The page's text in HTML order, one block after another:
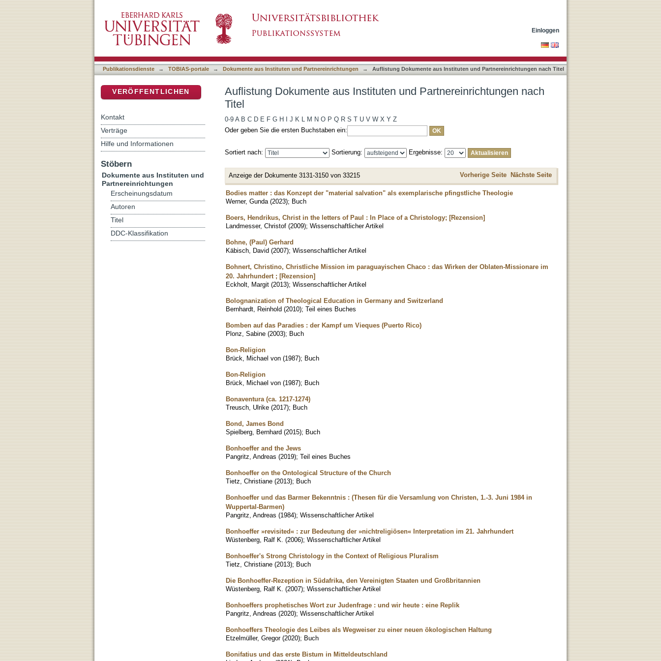
Einloggen
Publikationsdienste → TOBIAS-portale → Dokumente aus Instituten und Partnereinrichtungen → Auflistung Dokumente aus Instituten und Partnereinrichtungen nach Titel
Auflistung Dokumente aus Instituten und Partnereinrichtungen nach
Titel
0-9 A B C D E F G H J K L M N O P Q R S T U V W X Y Z
Oder geben Sie die ersten Buchstaben ein:
Sortiert nach: Sortierung: Ergebnisse:
Anzeige der Dokumente 3131-3150 von 33215 Vorherige Seite Nächste Seite
Bodies matter : das Konzept der "material salvation" als exemplarische pfingstliche Theologie
Werner, Gunda (2023); Buch
Boers, Hendrikus, Christ in the letters of Paul : In Place of a Christology; [Rezension]
Landmesser, Christof (2009); Wissenschaftlicher Artikel
Bohne, (Paul) Gerhard
Käbisch, David (2007); Wissenschaftlicher Artikel
Bohnert, Christino, Christliche Mission im paraguayischen Chaco : das Wirken der Oblaten-Missionare im
20. Jahrhundert ; [Rezension]
Eckholt, Margit (2013); Wissenschaftlicher Artikel
Bolognanization of Theological Education in Germany and Switzerland
Bernhardt, Reinhold (2010); Teil eines Buches
Bomben auf das Paradies : der Kampf um Vieques (Puerto Rico)
Plonz, Sabine (2003); Buch
Bon-Religion
Brück, Michael von (1987); Buch
Bon-Religion
Brück, Michael von (1987); Buch
Bonaventura (ca. 1217-1274)
Treusch, Ulrike (2017); Buch
Bond, James Bond
Spielberg, Bernhard (2015); Buch
Bonhoeffer and the Jews
Pangritz, Andreas (2019); Teil eines Buches
Bonhoeffer on the Ontological Structure of the Church
Tietz, Christiane (2013); Buch
Bonhoeffer und das Barmer Bekenntnis : (Thesen für die Versamlung von Christen, 1.-3. Juni 1984 in
Wuppertal-Barmen)
Pangritz, Andreas (1984); Wissenschaftlicher Artikel
Bonhoeffer »revisited« : zur Bedeutung der »nichtreligiösen« Interpretation im 21. Jahrhundert
Wüstenberg, Ralf K. (2006); Wissenschaftlicher Artikel
Bonhoeffer's Strong Christology in the Context of Religious Pluralism
Tietz, Christiane (2013); Buch
Die Bonhoeffer-Rezeption in Südafrika, den Vereinigten Staaten und Großbritannien
Wüstenberg, Ralf K. (2007); Wissenschaftlicher Artikel
Bonhoeffers prophetisches Wort zur Judenfrage : und wir heute : eine Replik
Pangritz, Andreas (2020); Wissenschaftlicher Artikel
Bonhoeffers Theologie des Leibes als Wegweiser zu einer neuen ökologischen Haltung
Etzelmüller, Gregor (2020); Buch
Bonifatius und das erste Bistum in Mitteldeutschland
VERÖFFENTLICHEN
Kontakt
Verträge
Hilfe und Informationen
Stöbern
Dokumente aus Instituten und
Partnereinrichtungen
Erscheinungsdatum
Autoren
Titel
DDC-Klassifikation